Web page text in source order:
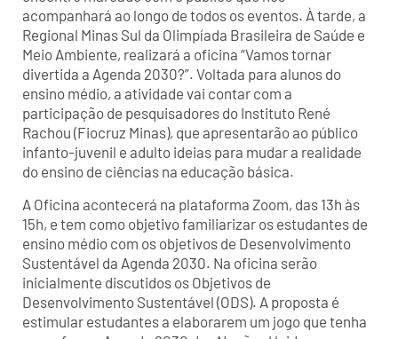
acompanhará ao longo de todos os eventos. À tarde, a
Regional Minas Sul da Olimpíada Brasileira de Saúde e
Meio Ambiente, realizará a oficina “Vamos tornar
divertida a Agenda 2030?”. Voltada para alunos do
ensino médio, a atividade vai contar com a
participação de pesquisadores do Instituto René
Rachou (Fiocruz Minas), que apresentarão ao público
infanto-juvenil e adulto ideias para mudar a realidade
do ensino de ciências na educação básica.
A Oficina acontecerá na plataforma Zoom, das 13h às
15h, e tem como objetivo familiarizar os estudantes de
ensino médio com os objetivos de Desenvolvimento
Sustentável da Agenda 2030. Na oficina serão
inicialmente discutidos os Objetivos de
Desenvolvimento Sustentável (ODS). A proposta é
estimular estudantes a elaborarem um jogo que tenha